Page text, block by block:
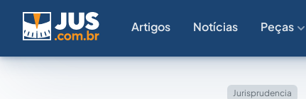
Artigos Notícias Peças
Jurisprudencia